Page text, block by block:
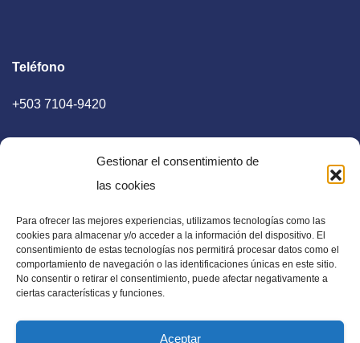
Gestionar el consentimiento de
las cookies
Para ofrecer las mejores experiencias, utilizamos tecnologías como las
cookies para almacenar y/o acceder a la información del dispositivo. El
consentimiento de estas tecnologías nos permitirá procesar datos como el
comportamiento de navegación o las identificaciones únicas en este sitio.
No consentir o retirar el consentimiento, puede afectar negativamente a
ciertas características y funciones.
Aceptar
Teléfono
+503 7104-9420
E-mail
diaadia.redaccion@gmail.com